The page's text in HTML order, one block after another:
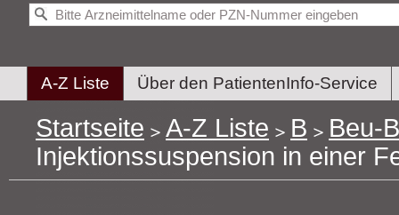
A-Z Liste Über den PatientenInfo-Service
Startseite A-Z Liste B
Beu-
Injektionssuspension in einer